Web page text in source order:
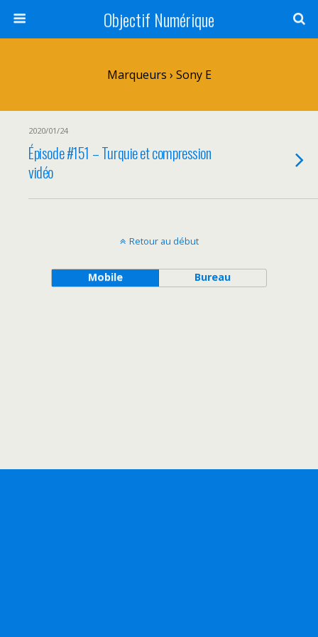
Objectif Numérique
Marqueurs › Sony E
2020/01/24
Épisode #151 – Turquie et compression
vidéo
Retour au début
Mobile Bureau